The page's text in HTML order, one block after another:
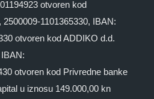
otvoren kod
1101365330, IBAN:
otvoren kod ADDIKO d.d.
otvoren kod Privredne banke
u iznosu 149.000,00 kn